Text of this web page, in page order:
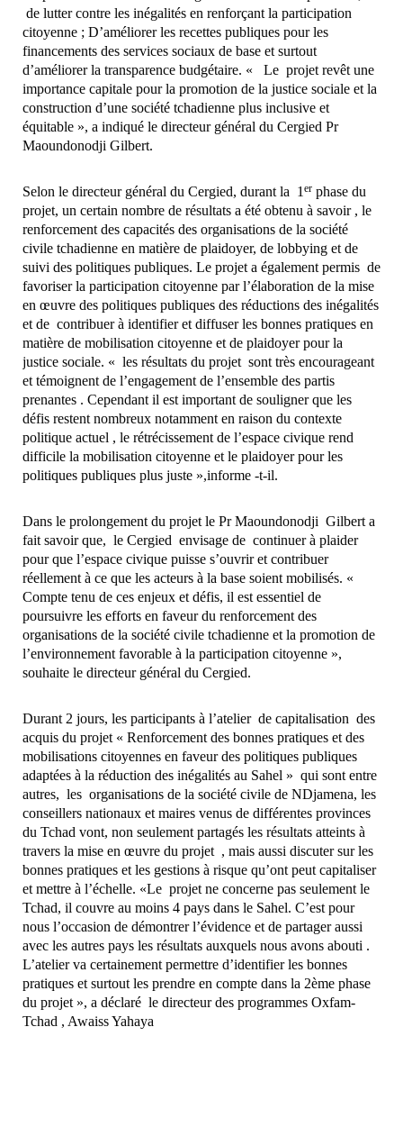
de lutter contre les inégalités en renforçant la participation
citoyenne ; D’améliorer les recettes publiques pour les
financements des services sociaux de base et surtout
d’améliorer la transparence budgétaire. « Le projet revêt une
importance capitale pour la promotion de la justice sociale et la
construction d’une société tchadienne plus inclusive et
équitable », a indiqué le directeur général du Cergied Pr
Maoundonodji Gilbert.
Selon le directeur général du Cergied, durant la 1er phase du
projet, un certain nombre de résultats a été obtenu à savoir , le
renforcement des capacités des organisations de la société
civile tchadienne en matière de plaidoyer, de lobbying et de
suivi des politiques publiques. Le projet a également permis de
favoriser la participation citoyenne par l’élaboration de la mise
en œuvre des politiques publiques des réductions des inégalités
et de contribuer à identifier et diffuser les bonnes pratiques en
matière de mobilisation citoyenne et de plaidoyer pour la
justice sociale. « les résultats du projet sont très encourageant
et témoignent de l’engagement de l’ensemble des partis
prenantes . Cependant il est important de souligner que les
défis restent nombreux notamment en raison du contexte
politique actuel , le rétrécissement de l’espace civique rend
difficile la mobilisation citoyenne et le plaidoyer pour les
politiques publiques plus juste »,informe -t-il.
Dans le prolongement du projet le Pr Maoundonodji Gilbert a
fait savoir que, le Cergied envisage de continuer à plaider
pour que l’espace civique puisse s’ouvrir et contribuer
réellement à ce que les acteurs à la base soient mobilisés. «
Compte tenu de ces enjeux et défis, il est essentiel de
poursuivre les efforts en faveur du renforcement des
organisations de la société civile tchadienne et la promotion de
l’environnement favorable à la participation citoyenne »,
souhaite le directeur général du Cergied.
Durant 2 jours, les participants à l’atelier de capitalisation des
acquis du projet « Renforcement des bonnes pratiques et des
mobilisations citoyennes en faveur des politiques publiques
adaptées à la réduction des inégalités au Sahel » qui sont entre
autres, les organisations de la société civile de NDjamena, les
conseillers nationaux et maires venus de différentes provinces
du Tchad vont, non seulement partagés les résultats atteints à
travers la mise en œuvre du projet , mais aussi discuter sur les
bonnes pratiques et les gestions à risque qu’ont peut capitaliser
et mettre à l’échelle. «Le projet ne concerne pas seulement le
Tchad, il couvre au moins 4 pays dans le Sahel. C’est pour
nous l’occasion de démontrer l’évidence et de partager aussi
avec les autres pays les résultats auxquels nous avons abouti .
L’atelier va certainement permettre d’identifier les bonnes
pratiques et surtout les prendre en compte dans la 2ème phase
du projet », a déclaré le directeur des programmes Oxfam-
Tchad , Awaiss Yahaya